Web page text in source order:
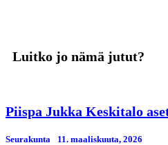
Luitko jo nämä jutut?
Piispa Jukka Keskitalo
Seurakunta 11. maaliskuuta, 2026